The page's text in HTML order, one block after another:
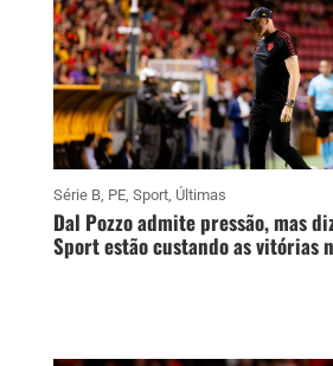
Série B, PE, Sport, Últimas
Dal Pozzo admite pressão, mas
Sport estão custando as vitórias